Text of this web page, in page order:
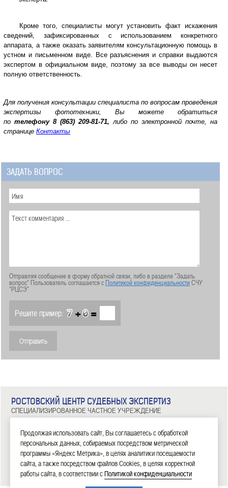
Кроме того, специалисты могут установить факт искажения
сведений, зафиксированных с использованием конкретного
аппарата, а также оказать заявителям консультационную помощь в
устном и письменном виде. Все разъяснения и справки выдаются
экспертом в официальном виде, поэтому за все выводы он несет
полную ответственность.
Для получения консультации специалиста по вопросам проведения
экспертизы фототехники, Вы можете обратиться
по телефону 8 (863) 209-81-71, либо по электронной почте, на
странице Контакты
ЗАДАТЬ ВОПРОС
Отправляя сообщение в форму обратной связи, либо в разделе "Задать
вопрос" Пользователь соглашается сПолитикой конфиденциальностиСЧУ
"РЦСЭ"
Решите пример: + =
РОСТОВСКИЙ ЦЕНТР СУДЕБНЫХ ЭКСПЕРТИЗ
СПЕЦИАЛИЗИРОВАННОЕ ЧАСТНОЕ УЧРЕЖДЕНИЕ
Тел: 8 (863) 209-81-71, 8 (800) 100-34-14
ГЛАВНАЯ|ЭКСПЕРТИЗЫ|НОВОСТИ|ДОКУМЕНТЫ|О НАС|КОНТАКТЫ
2006—2026 СЧУ «Ростовский центр судебных экспертиз»
Продолжая использовать сайт, Вы соглашаетесь с обработкой
персональных данных, собираемых посредством метрической
программы «Яндекс Метрика», в целях аналитики посещаемости
сайта, а также посредством файлов Cookies, в целях корректной
работы сайта, в соответствии сПолитикой конфиденциальности